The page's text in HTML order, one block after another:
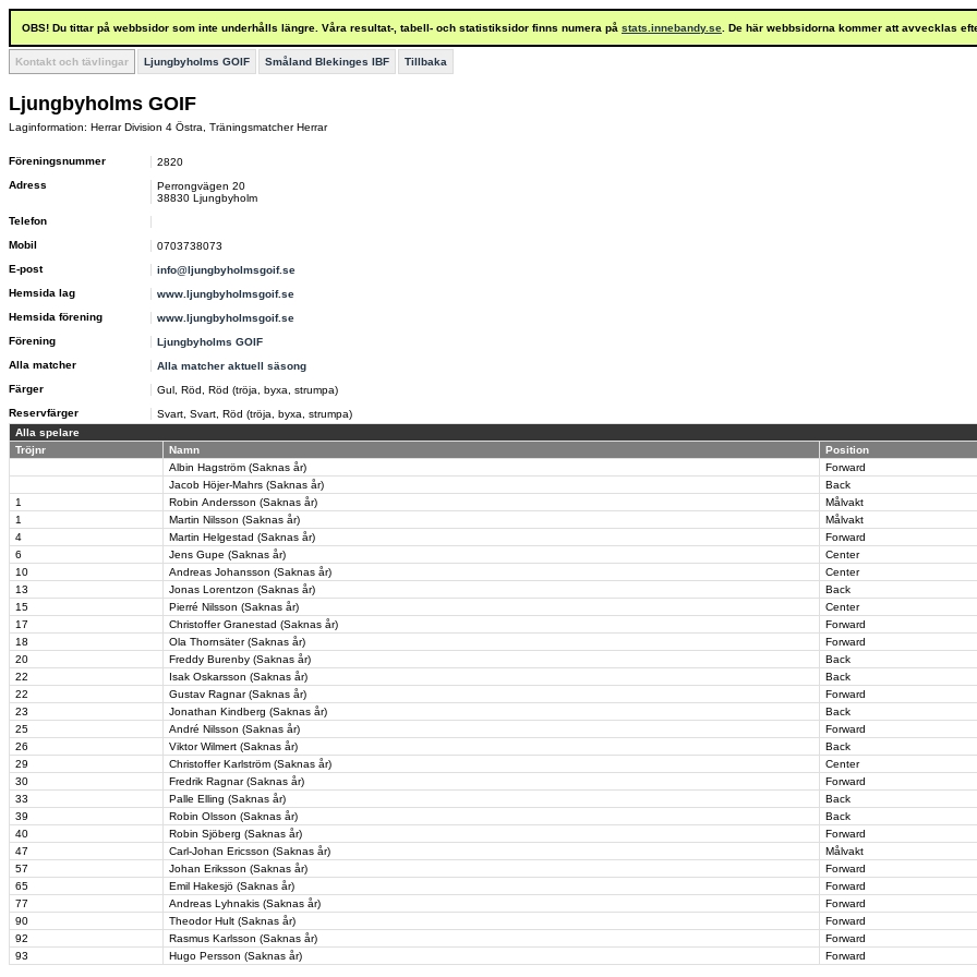
OBS! Du tittar på webbsidor som inte underhålls längre. Våra resultat-, tabell- och statistiksidor finns numera på stats.innebandy.se . De här webbsidorna kommer att avvecklas
Kontakt och tävlingar Ljungbyholms GOIF Småland Blekinges IBF Tillbaka
Ljungbyholms GOIF
Laginformation: Herrar Division 4 Östra, Träningsmatcher Herrar
Föreningsnummer
2820
Adress
Perrongvägen 20
38830 Ljungbyholm
Telefon
Mobil
0703738073
E-post
info@ljungbyholmsgoif.se
Hemsida lag
www.ljungbyholmsgoif.se
Hemsida förening
www.ljungbyholmsgoif.se
Förening
Ljungbyholms GOIF
Alla matcher
Alla matcher aktuell säsong
Färger
Gul, Röd, Röd (tröja, byxa, strumpa)
Reservfärger
Svart, Svart, Röd (tröja, byxa, strumpa)
Alla spelare
Tröjnr
Namn
Position
Albin Hagström (Saknas år)
Forward
Jacob Höjer-Mahrs (Saknas år)
Back
1
Robin Andersson (Saknas år)
Målvakt
1
Martin Nilsson (Saknas år)
Målvakt
4
Martin Helgestad (Saknas år)
Forward
6
Jens Gupe (Saknas år)
Center
10
Andreas Johansson (Saknas år)
Center
13
Jonas Lorentzon (Saknas år)
Back
15
Pierré Nilsson (Saknas år)
Center
17
Christoffer Granestad (Saknas år)
Forward
18
Ola Thornsäter (Saknas år)
Forward
20
Freddy Burenby (Saknas år)
Back
22
Isak Oskarsson (Saknas år)
Back
22
Gustav Ragnar (Saknas år)
Forward
23
Jonathan Kindberg (Saknas år)
Back
25
André Nilsson (Saknas år)
Forward
26
Viktor Wilmert (Saknas år)
Back
29
Christoffer Karlström (Saknas år)
Center
30
Fredrik Ragnar (Saknas år)
Forward
33
Palle Elling (Saknas år)
Back
39
Robin Olsson (Saknas år)
Back
40
Robin Sjöberg (Saknas år)
Forward
47
Carl-Johan Ericsson (Saknas år)
Målvakt
57
Johan Eriksson (Saknas år)
Forward
65
Emil Hakesjö (Saknas år)
Forward
77
Andreas Lyhnakis (Saknas år)
Forward
90
Theodor Hult (Saknas år)
Forward
92
Rasmus Karlsson (Saknas år)
Forward
93
Hugo Persson (Saknas år) Forward